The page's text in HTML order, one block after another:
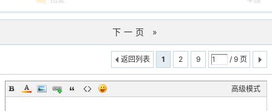
下一页 »
1 2 9 / 9 页
返回列表
高级模式